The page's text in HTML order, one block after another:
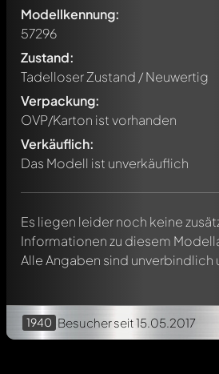
Modellkennung:
57296
Zustand:
Tadelloser Zustand / Neuwertig
Verpackung:
OVP/Karton ist vorhanden
Verkäuflich:
Das Modell ist unverkäuflich
Es liegen leider noch keine
Informationen zu diesem
Alle Angaben sind unverbindlich
1940 Besucherseit 15.05.2017
Schreibe jetzt einen ersten
Jeder Kommentar kann von allen
werden. Es ist wie ein Chat.
Erwähne andere Modelly-
automatisch darüber informiert.